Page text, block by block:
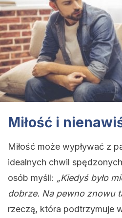
Miłość i
Miłość może wypływać z
idealnych chwil
osób myśli: „Kiedyś było
dobrze. Na pewno znowu
rzeczą, która podtrzymuje